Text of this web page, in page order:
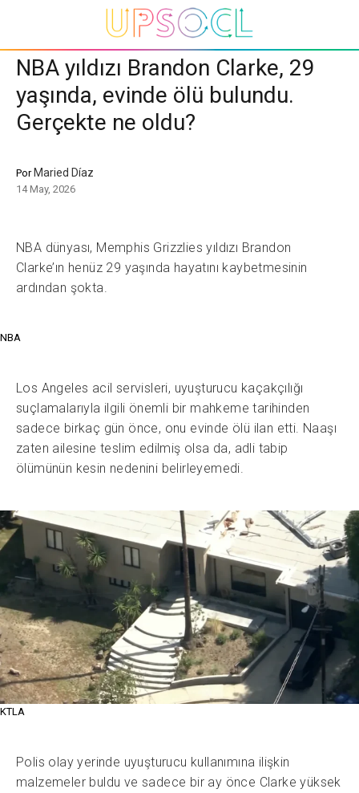
NBA yıldızı Brandon Clarke, 29
yaşında, evinde ölü bulundu.
Gerçekte ne oldu?
Por Maried Díaz
14 May, 2026
NBA dünyası, Memphis Grizzlies yıldızı Brandon
Clarke’ın henüz 29 yaşında hayatını kaybetmesinin
ardından şokta.
NBA
Los Angeles acil servisleri, uyuşturucu kaçakçılığı
suçlamalarıyla ilgili önemli bir mahkeme tarihinden
sadece birkaç gün önce, onu evinde ölü ilan etti. Naaşı
zaten ailesine teslim edilmiş olsa da, adli tabip
ölümünün kesin nedenini belirleyemedi.
KTLA
Polis olay yerinde uyuşturucu kullanımına ilişkin
malzemeler buldu ve sadece bir ay önce Clarke yüksek